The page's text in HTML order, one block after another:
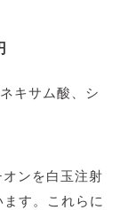
キサム酸、シ
ンを白玉注射
す。これらに